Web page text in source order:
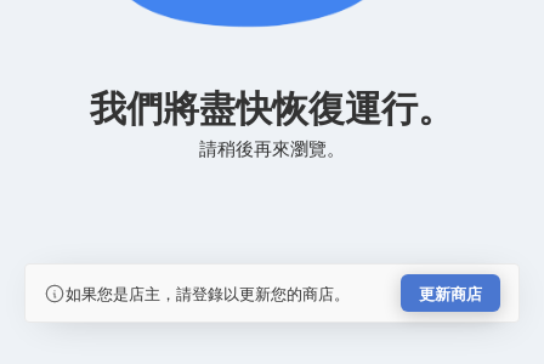
我們將盡快恢復運行。
請稍後再來瀏覽。
如果您是店主，請登錄以更新您的商店。 更新商店